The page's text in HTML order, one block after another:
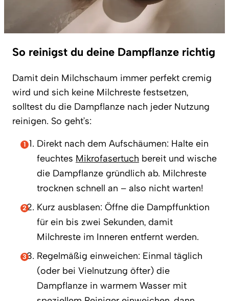
So reinigst du deine Dampflanze richtig
Damit dein Milchschaum immer perfekt cremig
wird und sich keine Milchreste festsetzen,
solltest du die Dampflanze nach jeder Nutzung
reinigen. So geht’s:
Direkt nach dem Aufschäumen: Halte ein
feuchtes Mikrofasertuch bereit und wische
die Dampflanze gründlich ab. Milchreste
trocknen schnell an – also nicht warten!
Kurz ausblasen: Öffne die Dampffunktion
für ein bis zwei Sekunden, damit
Milchreste im Inneren entfernt werden.
Regelmäßig einweichen: Einmal täglich
(oder bei Vielnutzung öfter) die
Dampflanze in warmem Wasser mit